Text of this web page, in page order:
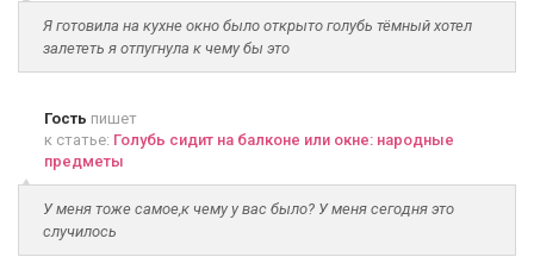
Я готовила на кухне окно было открыто голубь тёмный хотел
залететь я отпугнула к чему бы это
Гость пишет
к статье: Голубь сидит на балконе или окне: народные
предметы
У меня тоже самое,к чему у вас было? У меня сегодня это
случилось